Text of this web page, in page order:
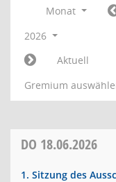
Monat
2026
Aktuell
Gremium
DO 18.06.2026
1. Sitzung des